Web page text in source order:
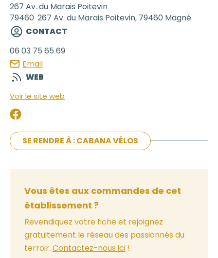
267 Av. du Marais Poitevin
79460 267 Av. du Marais Poitevin, 79460 Magné
CONTACT
06 03 75 65 69
Email
WEB
Voir le site web
SE RENDRE À : CABANA VÉLOS
Vous êtes aux commandes de cet
établissement ?
Revendiquez votre fiche et rejoignez
gratuitement le réseau des passionnés du
terroir. Contactez-nous ici !